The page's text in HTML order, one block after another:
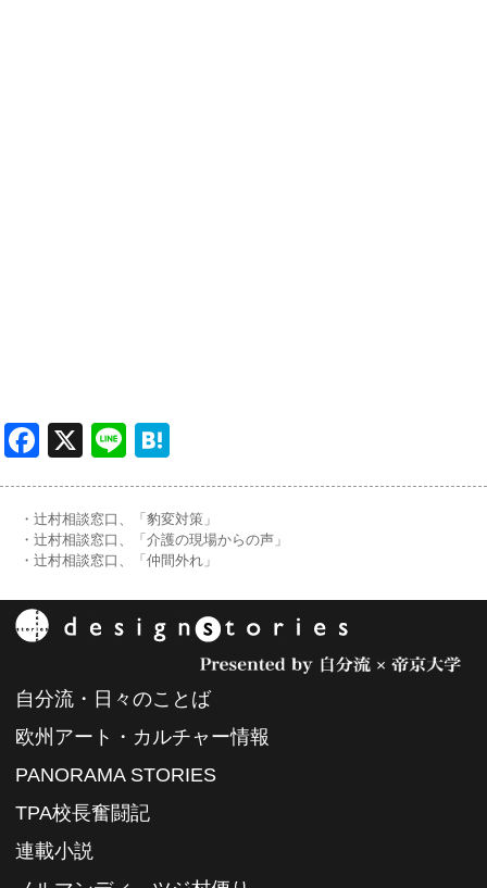
Facebook
X Line
・辻村相談窓口、「豹変対策」
・辻村相談窓口、「介護の現場からの声」
・辻村相談窓口、「仲間外れ」
自分流・日々のことば
欧州アート・カルチャー情報
PANORAMA STORIES
TPA校長奮闘記
連載小説